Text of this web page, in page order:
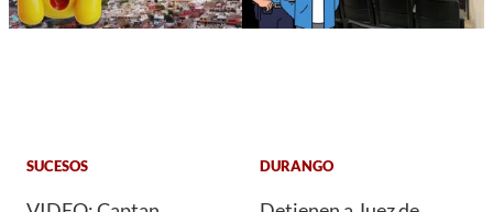
SUCESOS DURANGO